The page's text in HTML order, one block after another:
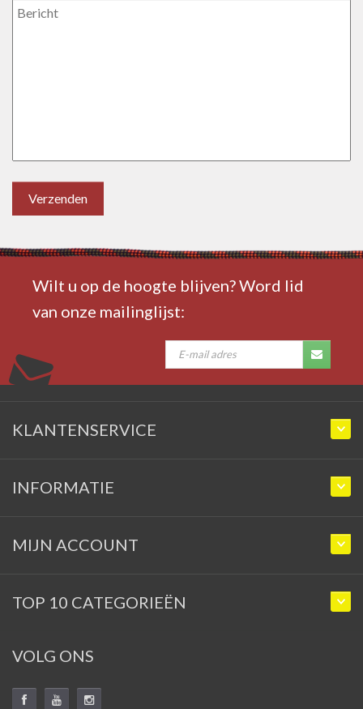
Verzenden
Wilt u op de hoogte blijven? Word lid
van onze mailinglijst:
KLANTENSERVICE
INFORMATIE
MIJN ACCOUNT
TOP 10 CATEGORIEËN
VOLG ONS